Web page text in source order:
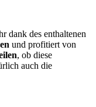
dank des enthaltenen
und profitiert von
, ob diese
auch die